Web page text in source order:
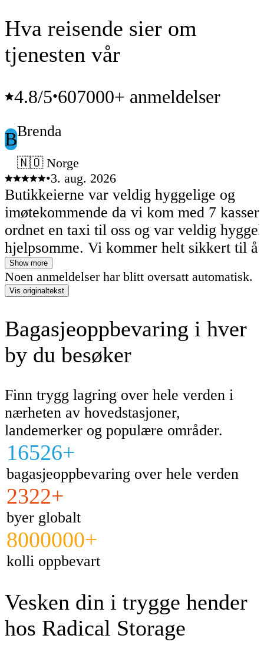
Hva reisende sier om
tjenesten vår
4.8/5•607000+ anmeldelser
BBrenda
🇳🇴 Norge
•3. aug. 2026
Butikkeierne var veldig hyggelige og
imøtekommende da vi kom med 7
ordnet en taxi til oss og var veldig
hjelpsomme. Vi kommer helt sikkert til å
denne tjenesten igjen og besøke eierne
kommer tilbake.
Show more
Noen anmeldelser har blitt oversatt automatisk.
Vis originaltekst
Bagasjeoppbevaring i hver
by du besøker
Finn trygg lagring over hele verden i
nærheten av hovedstasjoner,
landemerker og populære områder.
16526+
bagasjeoppbevaring over hele verden
2322+
byer globalt
8000000+
kolli oppbevart
Vesken din i trygge hender
hos Radical Storage